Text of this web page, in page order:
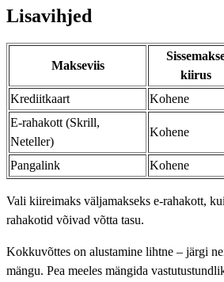
Lisavihjed
Makseviis
kiirus
Krediitkaart Kohene
E-rahakott (Skrill,
Neteller)
Kohene
Pangalink Kohene
Vali kiireimaks väljamakseks e-rahakott,
rahakotid võivad võtta tasu.
Kokkuvõttes on alustamine lihtne – järgi
mängu. Pea meeles mängida